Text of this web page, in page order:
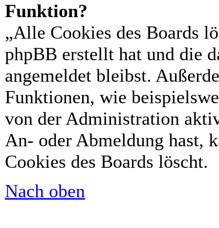
Funktion?
„Alle Cookies des Boards
phpBB erstellt hat und die
angemeldet bleibst.
Funktionen, wie
von der Administration
An- oder Abmeldung hast,
Cookies des Boards löscht.
Nach oben